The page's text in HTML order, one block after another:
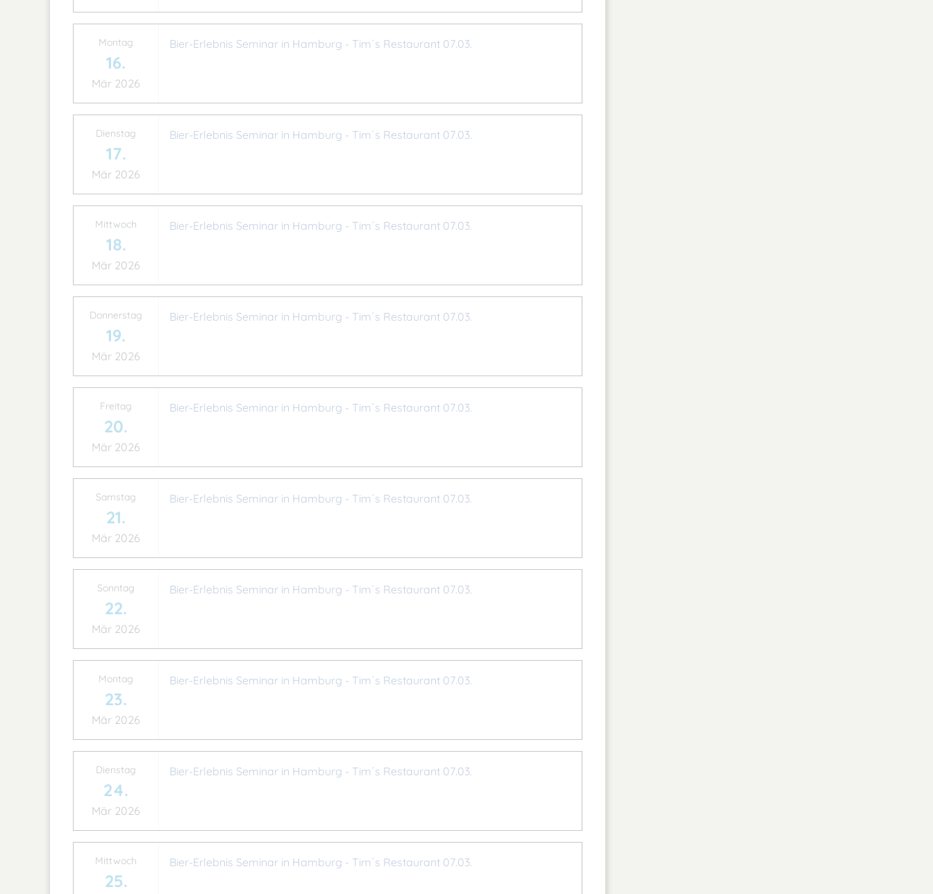
Montag
16.
Mär 2026
Bier-Erlebnis Seminar in Hamburg - Tim´s Restaurant 07.03.
Dienstag
17.
Mär 2026
Bier-Erlebnis Seminar in Hamburg - Tim´s Restaurant 07.03.
Mittwoch
18.
Mär 2026
Bier-Erlebnis Seminar in Hamburg - Tim´s Restaurant 07.03.
Donnerstag
19.
Mär 2026
Bier-Erlebnis Seminar in Hamburg - Tim´s Restaurant 07.03.
Freitag
20.
Mär 2026
Bier-Erlebnis Seminar in Hamburg - Tim´s Restaurant 07.03.
Samstag
21.
Mär 2026
Bier-Erlebnis Seminar in Hamburg - Tim´s Restaurant 07.03.
Sonntag
22.
Mär 2026
Bier-Erlebnis Seminar in Hamburg - Tim´s Restaurant 07.03.
Montag
23.
Mär 2026
Bier-Erlebnis Seminar in Hamburg - Tim´s Restaurant 07.03.
Dienstag
24.
Mär 2026
Bier-Erlebnis Seminar in Hamburg - Tim´s Restaurant 07.03.
Mittwoch
25.
Bier-Erlebnis Seminar in Hamburg - Tim´s Restaurant 07.03.